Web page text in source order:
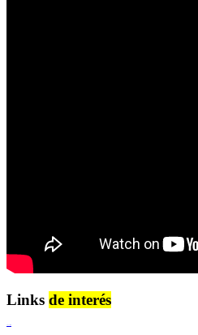
Links de interés